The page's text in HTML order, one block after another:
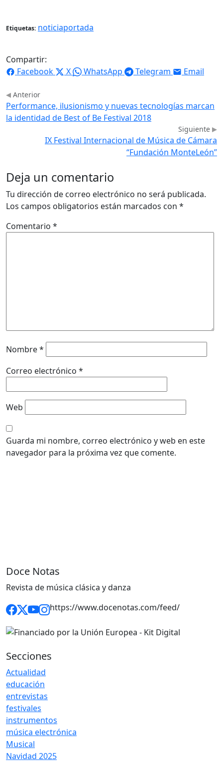
Etiquetas: noticiaportada
Compartir:
Facebook
X WhatsApp Telegram Email
Anterior
Performance, ilusionismo y nuevas tecnologías marcan
la identidad de Best of Be Festival 2018
Siguiente
IX Festival Internacional de Música de Cámara
“Fundación MonteLeón”
Deja un comentario
Tu dirección de correo electrónico no será publicada.
Los campos obligatorios están marcados con *
Comentario *
Nombre*
Correo electrónico *
Web
Guarda mi nombre, correo electrónico y web en este
navegador para la próxima vez que comente.
Doce Notas
Revista de música clásica y danza
https://www.docenotas.com/feed/
Secciones
Actualidad
educación
entrevistas
festivales
instrumentos
música electrónica
Musical
Navidad 2025